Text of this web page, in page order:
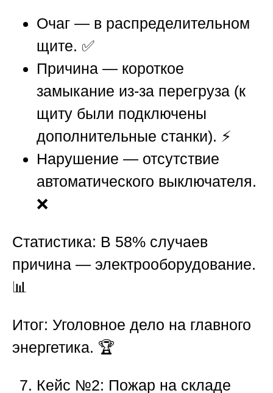
Очаг — в распределительном
щите. ✅
Причина — короткое
замыкание из-за перегруза (к
щиту были подключены
дополнительные станки). ⚡
Нарушение — отсутствие
автоматического выключателя.
❌
Статистика: В 58% случаев
причина — электрооборудование.
📊
Итог: Уголовное дело на главного
энергетика. 🏆
Кейс №2: Пожар на складе